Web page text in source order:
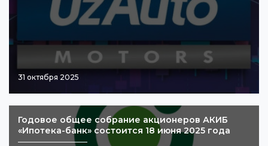
31 октября 2025
Годовое общее собрание акционеров АКИБ
«Ипотека-банк» состоится 18 июня 2025 года